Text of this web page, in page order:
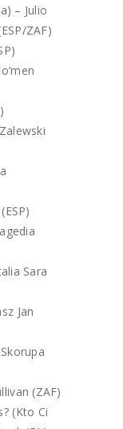
– Julio
ZAF)
Sara
Jan
(ZAF)
(Kto Ci